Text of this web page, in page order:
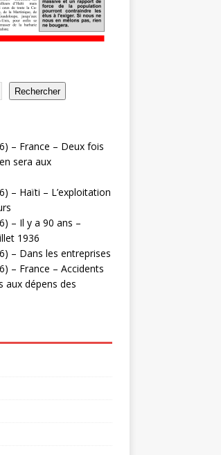
Rechercher
– France – Deux fois
sera aux
– Haïti – L’exploitation
– Il y a 90 ans –
1936
– Dans les entreprises
– France – Accidents
aux dépens des